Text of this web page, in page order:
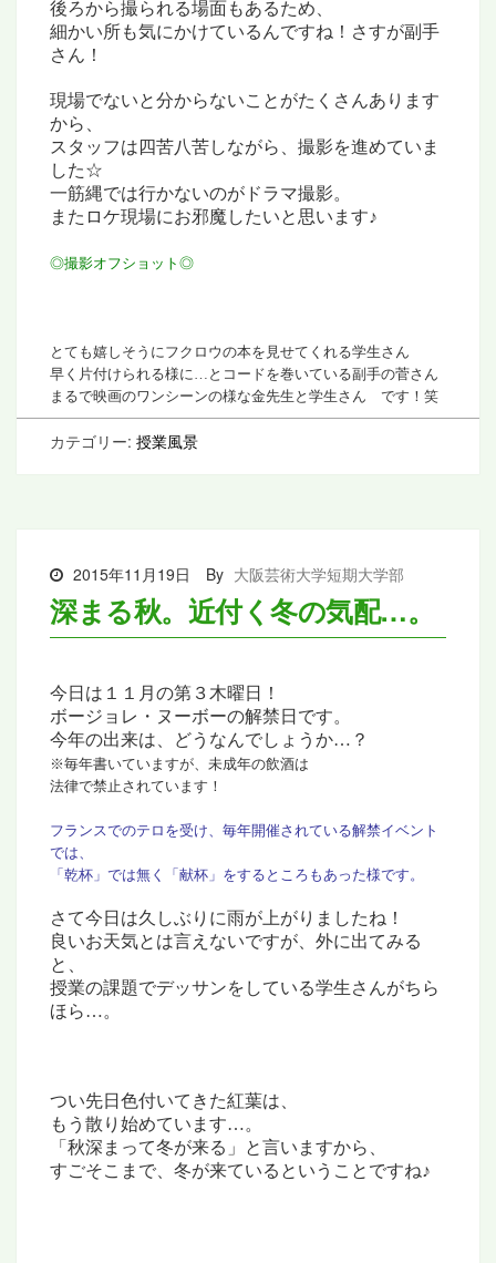
後ろから撮られる場面もあるため、
細かい所も気にかけているんですね！さすが副手
さん！
現場でないと分からないことがたくさんあります
から、
スタッフは四苦八苦しながら、撮影を進めていま
した☆
一筋縄では行かないのがドラマ撮影。
またロケ現場にお邪魔したいと思います♪
◎撮影オフショット◎
とても嬉しそうにフクロウの本を見せてくれる学生さん
早く片付けられる様に…とコードを巻いている副手の菅さん
まるで映画のワンシーンの様な金先生と学生さん です！笑
カテゴリー: 授業風景
2015年11月19日 By 大阪芸術大学短期大学部
深まる秋。近付く冬の気配…。
今日は１１月の第３木曜日！
ボージョレ・ヌーボーの解禁日です。
今年の出来は、どうなんでしょうか…？
※毎年書いていますが、未成年の飲酒は
法律で禁止されています！
フランスでのテロを受け、毎年開催されている解禁イベント
では、
「乾杯」では無く
「献杯」をするところもあった様です。
さて今日は久しぶりに雨が上がりましたね！
良いお天気とは言えないですが、 外に出てみる
と、
授業の課題でデッサンをしている学生さんがちら
ほら…。
つい先日色付いてきた紅葉は、
もう散り始めています…。
「秋深まって冬が来る」と言いますから、
すごそこまで、冬が来ているということですね♪